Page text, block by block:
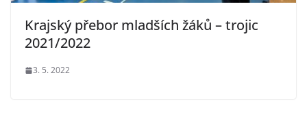
Krajský přebor mladších žáků – trojic
2021/2022
3. 5. 2022